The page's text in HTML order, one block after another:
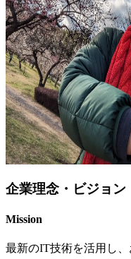
企業理念・ビジョン
Mission
最新のIT技術を活用し